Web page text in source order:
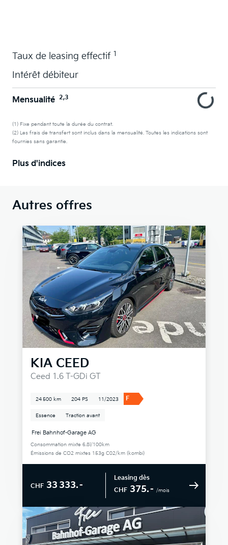
Taux de leasing effectif 1
Intérêt débiteur
Mensualité 2,3
(1) Fixe pendant toute la durée du contrat.
(2) Les frais de transfert sont inclus dans la mensualité. Toutes les indications sont
fournies sans garantie.
Plus d'indices
Autres offres
KIA CEED
Ceed 1.6 T-GDi GT
24 500 km 204 PS 11/2023 F
Essence Traction avant
Frei Bahnhof-Garage AG
Consommation mixte 6.8l/100km
Émissions de CO2 mixtes 153g C02/km (kombi)
CHF 33 333.–
Leasing dès
CHF 375.– /mois